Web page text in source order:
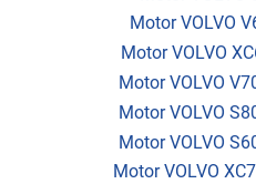
Motor VOLVO
Motor VOLVO
Motor VOLVO
Motor VOLVO
Motor VOLVO
Motor VOLVO